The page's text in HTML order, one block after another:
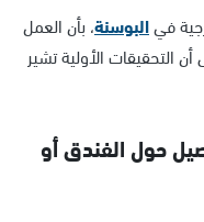
فيالبوسنة، بأن العمل
التحقيقات الأولية تشير
حول الفندق أو